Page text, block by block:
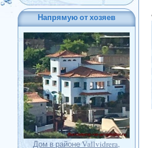
Напрямую от хозяев
Дом в районе Vallvidrera,